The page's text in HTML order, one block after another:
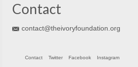
Contact
contact@theivoryfoundation.org
Contact Twitter Facebook Instagram